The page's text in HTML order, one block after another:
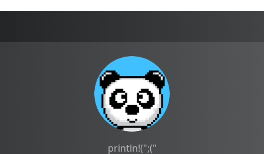
println!(";("